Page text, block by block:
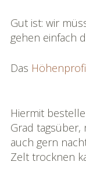
Gut ist: wir
gehen einfach
Das
Hiermit
Grad tagsüber,
auch gern
Zelt trocknen